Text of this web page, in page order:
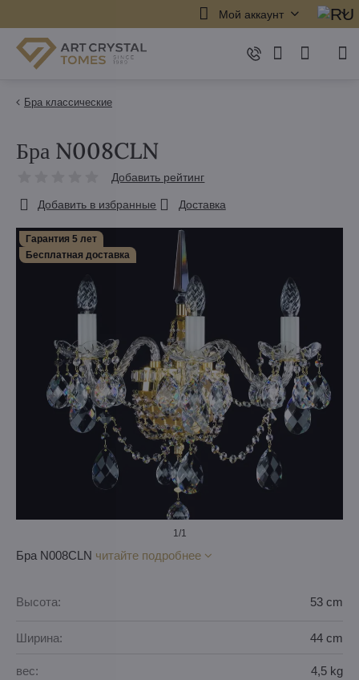
Мой аккаунт
Бра классические
Гарантия 5 лет
Бесплатная доставка
1/1
Бра N008CLN
Добавить рейтинг
Добавить в избранные Доставка
Бра N008CLN читайте подробнее
Высота: 53 cm
Ширина: 44 cm
вес: 4,5 kg